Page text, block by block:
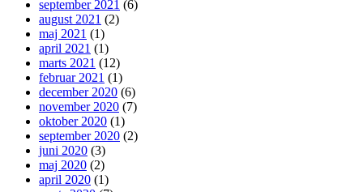
september 2021 (6)
august 2021 (2)
maj 2021 (1)
april 2021 (1)
marts 2021 (12)
februar 2021 (1)
december 2020 (6)
november 2020 (7)
oktober 2020 (1)
september 2020 (2)
juni 2020 (3)
maj 2020 (2)
april 2020 (1)